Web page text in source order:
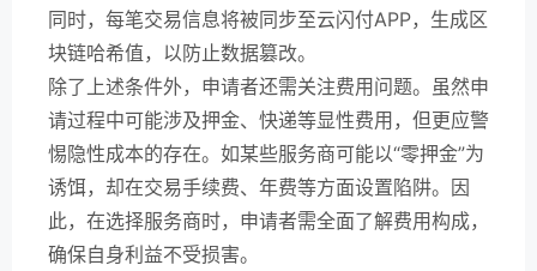
同时，每笔交易信息将被同步至云闪付APP，生成区
块链哈希值，以防止数据篡改。
除了上述条件外，申请者还需关注费用问题。虽然申
请过程中可能涉及押金、快递等显性费用，但更应警
惕隐性成本的存在。如某些服务商可能以“零押金”为
诱饵，却在交易手续费、年费等方面设置陷阱。因
此，在选择服务商时，申请者需全面了解费用构成，
确保自身利益不受损害。